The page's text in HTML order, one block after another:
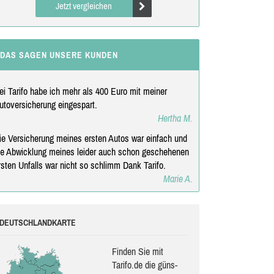
Jetzt vergleichen
DAS SAGEN UNSERE KUNDEN
Tarifo habe ich mehr als 400 Euro mit meiner
eingespart.
Hertha M.
Versicherung meines ersten Autos war einfach und
Abwicklung meines leider auch schon geschehenen
Unfalls war nicht so schlimm Dank Tarifo.
Marie A.
DEUTSCHLANDKARTE
Finden Sie mit
Tarifo.de die güns­